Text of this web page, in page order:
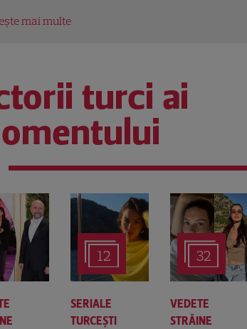
mai multe
turci ai
12
SERIALE
TURCEŞTI
32
VEDETE
STRĂINE